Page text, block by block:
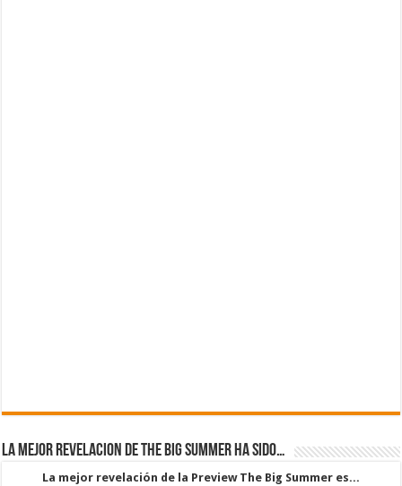
La mejor revelacion de The Big Summer ha sido…
La mejor revelación de la Preview The Big Summer es...